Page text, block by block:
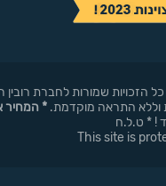
כל הזכויות שמורות
* המחיר
! * ט.ל.ח
This site is